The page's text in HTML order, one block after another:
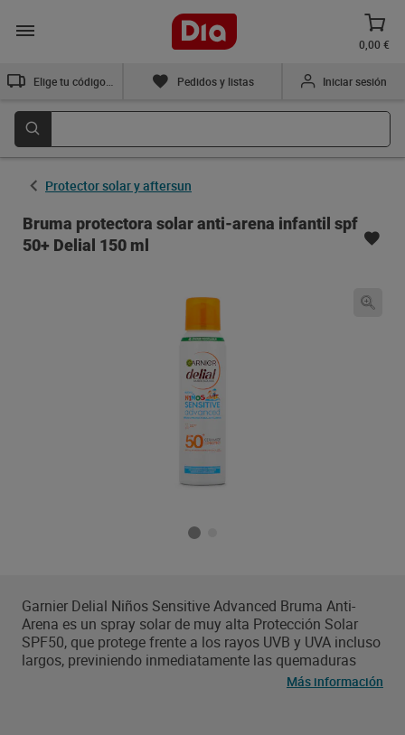
0,00 €
Pedidos y listas Iniciar sesión
Protector solar y aftersun
Bruma protectora solar anti-arena infantil spf
50+ Delial 150 ml
Garnier Delial Niños Sensitive Advanced Bruma Anti-
Arena es un spray solar de muy alta Protección Solar
SPF50, que protege frente a los rayos UVB y UVA incluso
largos, previniendo inmediatamente las quemaduras
solares y los daños de la piel a largo plazo. Fórmula de
Más información